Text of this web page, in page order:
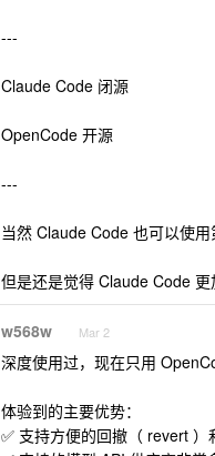
---
Claude Code 闭源
OpenCode 开源
---
当然 Claude Code 也可以使用
但是还是觉得 Claude Code 更
w568w Mar 2
深度使用过，现在只用
体验到的主要优势：
✅ 支持方便的回撤（ revert